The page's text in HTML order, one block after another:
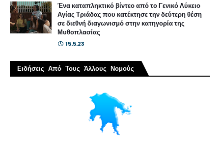
Ένα καταπληκτικό βίντεο από το Γενικό Λύκειο
Αγίας Τριάδας που κατέκτησε την δεύτερη θέση
σε διεθνή διαγωνισμό στην κατηγορία της
Μυθοπλασίας
15.5.23
Ειδήσεις Από Τους Άλλους Νομούς